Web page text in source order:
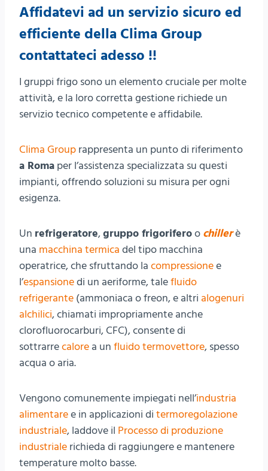
Affidatevi ad un servizio sicuro ed
efficiente della Clima Group
contattateci adesso !!
I gruppi frigo sono un elemento cruciale per molte
attività, e la loro corretta gestione richiede un
servizio tecnico competente e affidabile.
Clima Group rappresenta un punto di riferimento
a Roma per l’assistenza specializzata su questi
impianti, offrendo soluzioni su misura per ogni
esigenza.
Un refrigeratore,gruppo frigoriferoo chillerè
una macchina termica del tipo macchina
operatrice, che sfruttando la compressionee
l’espansionedi un aeriforme, talefluido
refrigerante (ammoniaca o freon, e altri alogenuri
alchilici, chiamati impropriamente anche
clorofluorocarburi, CFC), consente di
sottrarrecalore a un fluido termovettore, spesso
acqua o aria.
Vengono comunemente impiegati nell’industria
alimentaree in applicazioni di termoregolazione
industriale, laddove il Processo di produzione
industriale richieda di raggiungere e mantenere
temperature molto basse.